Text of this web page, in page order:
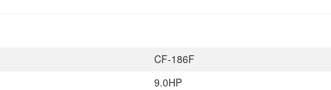
CF-186F
9.0HP